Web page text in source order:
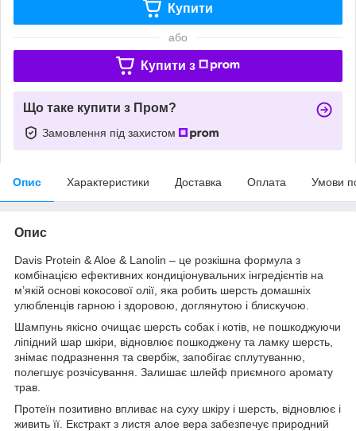
Купити
або
Купити з
Що таке купити з Пром?
Замовлення під захистом
Опис Характеристики Доставка Оплата Умови
Опис
Davis Protein & Aloe & Lanolin – це розкішна формула з
комбінацією ефективних кондиціонувальних інгредієнтів на
м’якій основі кокосової олії, яка робить шерсть домашніх
улюбленців гарною і здоровою, доглянутою і блискучою.
Шампунь якісно очищає шерсть собак і котів, не пошкоджуючи
ліпідний шар шкіри, відновлює пошкоджену та ламку шерсть,
знімає подразнення та свербіж, запобігає сплутуванню,
полегшує розчісування. Залишає шлейф приємного аромату
трав.
Протеїн позитивно впливає на суху шкіру і шерсть, відновлює і
живить її. Екстракт з листя алое вера забезпечує природний